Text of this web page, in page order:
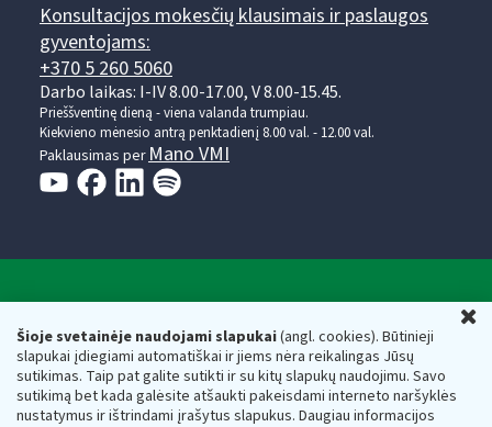
Šioje svetainėje naudojami slapukai(angl. cookies). Būtinieji
slapukai įdiegiami automatiškai ir jiems nėra reikalingas Jūsų
sutikimas. Taip pat galite sutikti ir su kitų slapukų naudojimu. Savo
sutikimą bet kada galėsite atšaukti pakeisdami interneto naršyklės
nustatymus ir ištrindami įrašytus slapukus. Daugiau informacijos
Konsultacijos mokesčių klausimais ir paslaugos
gyventojams:
+370 5 260 5060
Darbo laikas: I-IV 8.00-17.00, V 8.00-15.45.
Prieššventinę dieną - viena valanda trumpiau.
Kiekvieno mėnesio antrą penktadienį 8.00 val. - 12.00 val.
Paklausimas per Mano VMI
Respublikos finansų ministerijos
Biudžetinė įstaiga. Juridinio asmens kodas — 188659752,
adresas: Vasario 16-osios g. 14, 01107 Vilnius, Lietuva, el.paštas:
vmi@vmi.lt, E. pristatymo dėžutės adresas 188659752